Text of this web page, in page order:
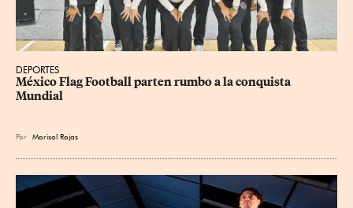
DEPORTES
México Flag Football parten rumbo a la conquista
Mundial
Por Marisol Rojas